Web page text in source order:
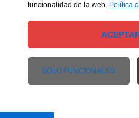
funcionalidad de la web. Política
SOLO FUNCIONALES